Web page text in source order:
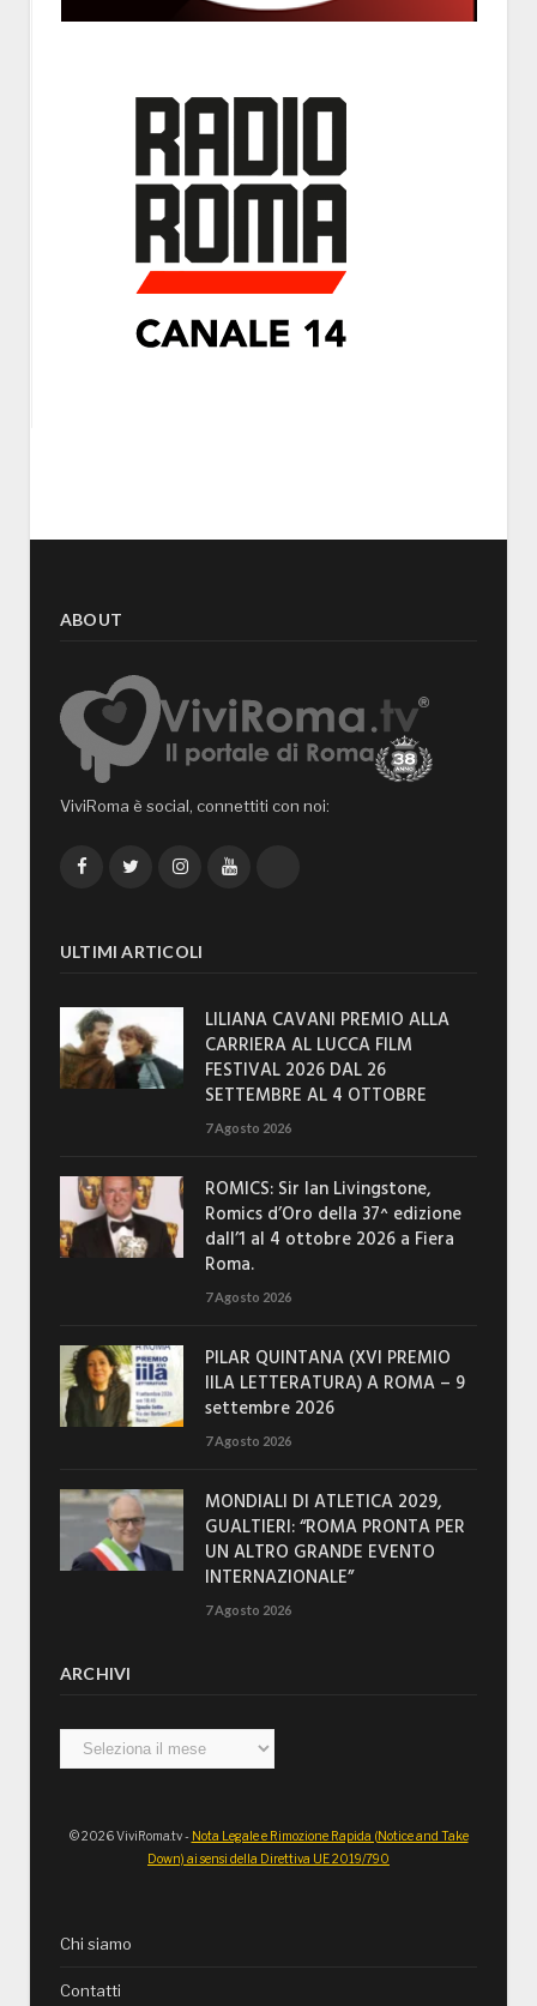
ABOUT
ViviRoma è social, connettiti con noi:
FacebookTwitterInstagramYouTube
ULTIMI ARTICOLI
LILIANA CAVANI PREMIO ALLA
CARRIERA AL LUCCA FILM
FESTIVAL 2026 DAL 26
SETTEMBRE AL 4 OTTOBRE
7 Agosto 2026
ROMICS: Sir Ian Livingstone,
Romics d’Oro della 37^ edizione
dall’1 al 4 ottobre 2026 a Fiera
Roma.
7 Agosto 2026
PILAR QUINTANA (XVI PREMIO
IILA LETTERATURA) A ROMA – 9
settembre 2026
7 Agosto 2026
MONDIALI DI ATLETICA 2029,
GUALTIERI: “ROMA PRONTA PER
UN ALTRO GRANDE EVENTO
INTERNAZIONALE”
7 Agosto 2026
ARCHIVI
Archivi
© 2026 ViviRoma.tv - Nota Legale e Rimozione Rapida (Notice and Take
Down) ai sensi della Direttiva UE 2019/790
Chi siamo
Contatti